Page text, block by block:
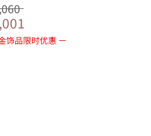
饰品限时优惠